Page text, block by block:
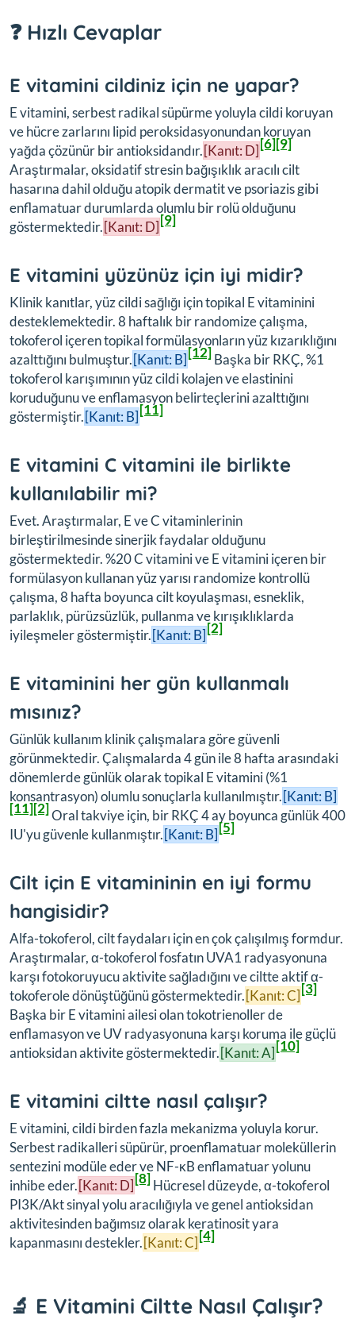
❓ Hızlı Cevaplar
E vitamini cildiniz için ne yapar?
E vitamini, serbest radikal süpürme yoluyla cildi koruyan
ve hücre zarlarını lipid peroksidasyonundan koruyan
yağda çözünür bir antioksidandır.[Kanıt: D][6][9]
Araştırmalar, oksidatif stresin bağışıklık aracılı cilt
hasarına dahil olduğu atopik dermatit ve psoriazis gibi
enflamatuar durumlarda olumlu bir rolü olduğunu
göstermektedir.[Kanıt: D][9]
E vitamini yüzünüz için iyi midir?
Klinik kanıtlar, yüz cildi sağlığı için topikal E vitaminini
desteklemektedir. 8 haftalık bir randomize çalışma,
tokoferol içeren topikal formülasyonların yüz kızarıklığını
azalttığını bulmuştur.[Kanıt: B][12]Başka bir RKÇ, %1
tokoferol karışımının yüz cildi kolajen ve elastinini
koruduğunu ve enflamasyon belirteçlerini azalttığını
göstermiştir.[Kanıt: B][11]
E vitamini C vitamini ile birlikte
kullanılabilir mi?
Evet. Araştırmalar, E ve C vitaminlerinin
birleştirilmesinde sinerjik faydalar olduğunu
göstermektedir. %20 C vitamini ve E vitamini içeren bir
formülasyon kullanan yüz yarısı randomize kontrollü
çalışma, 8 hafta boyunca cilt koyulaşması, esneklik,
parlaklık, pürüzsüzlük, pullanma ve kırışıklıklarda
iyileşmeler göstermiştir.[Kanıt: B][2]
E vitaminini her gün kullanmalı
mısınız?
Günlük kullanım klinik çalışmalara göre güvenli
görünmektedir. Çalışmalarda 4 gün ile 8 hafta arasındaki
dönemlerde günlük olarak topikal E vitamini (%1
konsantrasyon) olumlu sonuçlarla kullanılmıştır.[Kanıt: B]
[11][2]Oral takviye için, bir RKÇ 4 ay boyunca günlük 400
IU'yu güvenle kullanmıştır.[Kanıt: B][5]
Cilt için E vitamininin en iyi formu
hangisidir?
Alfa-tokoferol, cilt faydaları için en çok çalışılmış formdur.
Araştırmalar, α-tokoferol fosfatın UVA1 radyasyonuna
karşı fotokoruyucu aktivite sağladığını ve ciltte aktif α-
tokoferole dönüştüğünü göstermektedir.[Kanıt: C][3]
Başka bir E vitamini ailesi olan tokotrienoller de
enflamasyon ve UV radyasyonuna karşı koruma ile güçlü
antioksidan aktivite göstermektedir.[Kanıt: A][10]
E vitamini ciltte nasıl çalışır?
E vitamini, cildi birden fazla mekanizma yoluyla korur.
Serbest radikalleri süpürür, proenflamatuar moleküllerin
sentezini modüle eder ve NF-κB enflamatuar yolunu
inhibe eder.[Kanıt: D][8]Hücresel düzeyde, α-tokoferol
PI3K/Akt sinyal yolu aracılığıyla ve genel antioksidan
aktivitesinden bağımsız olarak keratinosit yara
kapanmasını destekler.[Kanıt: C][4]
🔬 E Vitamini Ciltte Nasıl Çalışır?